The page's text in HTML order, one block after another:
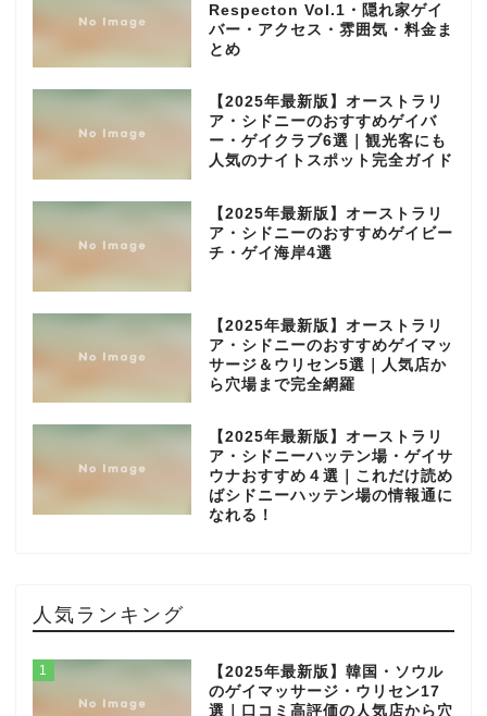
Respecton Vol.1・隠れ家ゲイ
バー・アクセス・雰囲気・料金ま
とめ
【2025年最新版】オーストラリ
ア・シドニーのおすすめゲイバ
ー・ゲイクラブ6選｜観光客にも
人気のナイトスポット完全ガイド
【2025年最新版】オーストラリ
ア・シドニーのおすすめゲイビー
チ・ゲイ海岸4選
【2025年最新版】オーストラリ
ア・シドニーのおすすめゲイマッ
サージ＆ウリセン5選｜人気店か
ら穴場まで完全網羅
【2025年最新版】オーストラリ
ア・シドニーハッテン場・ゲイサ
ウナおすすめ４選｜これだけ読め
ばシドニーハッテン場の情報通に
なれる！
人気ランキング
1
【2025年最新版】韓国・ソウル
のゲイマッサージ・ウリセン17
選｜口コミ高評価の人気店から穴